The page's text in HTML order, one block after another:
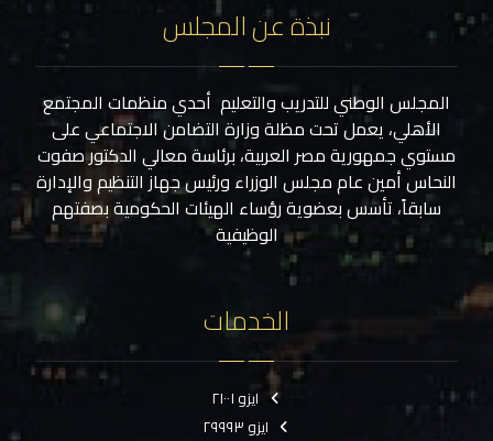
نبذة عن المجلس
المجلس الوطني للتدريب والتعليم أحدي منظمات المجتمع
الأهلي، يعمل تحت مظلة وزارة التضامن الاجتماعي على
مستوي جمهورية مصر العربية، برئاسة معالي الدكتور صفوت
النحاس أمين عام مجلس الوزراء ورئيس جهاز التنظيم والإدارة
سابقاً، تأسس بعضوية رؤساء الهيئات الحكومية بصفتهم
الوظيفية
الخدمات
ايزو ٢١٠٠١
ايزو ٢٩٩٩٣